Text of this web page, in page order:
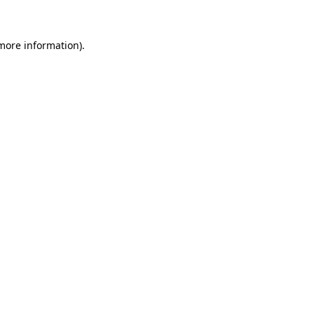
information).